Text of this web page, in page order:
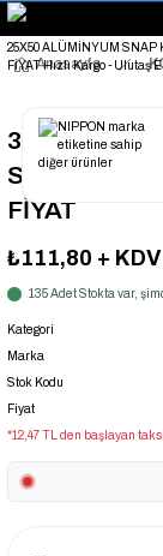
"Saat 14:00'a
"Binlerce
"Toptan
Anasayfa
3300UF
SNAP
FİYAT
₺111,80 + KDV
135 Adet Stokta var,
Kategori
Marka
Stok Kodu
Fiyat
*12,47 TL den başlayan